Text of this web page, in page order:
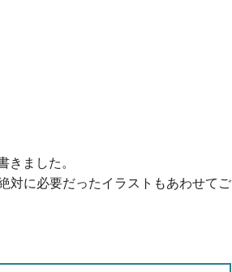
きました。
対に必要だったイラストもあわせてご